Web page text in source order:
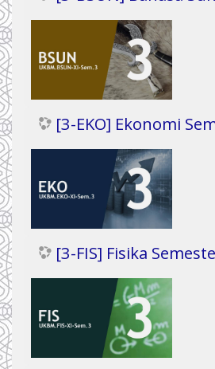
[3-EKO] Ekonomi
[3-FIS] Fisika